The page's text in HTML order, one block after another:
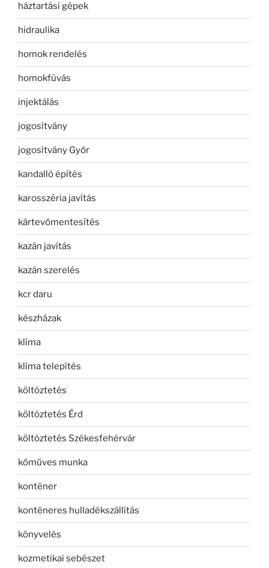
háztartási gépek
hidraulika
homok rendelés
homokfúvás
injektálás
jogosítvány
jogosítvány Győr
kandalló építés
karosszéria javítás
kártevőmentesítés
kazán javítás
kazán szerelés
kcr daru
készházak
klíma
klíma telepítés
költöztetés
költöztetés Érd
költöztetés Székesfehérvár
kőműves munka
konténer
konténeres hulladékszállítás
könyvelés
kozmetikai sebészet